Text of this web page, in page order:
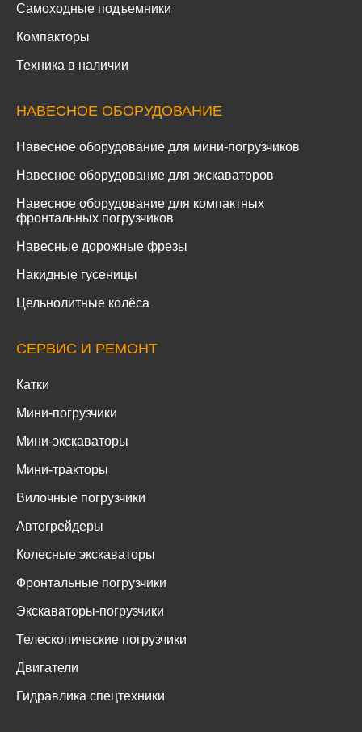
Самоходные подъемники
Компакторы
Техника в наличии
НАВЕСНОЕ ОБОРУДОВАНИЕ
Навесное оборудование для мини-погрузчиков
Навесное оборудование для экскаваторов
Навесное оборудование для компактных
фронтальных погрузчиков
Навесные дорожные фрезы
Накидные гусеницы
Цельнолитные колёса
СЕРВИС И РЕМОНТ
Катки
Мини-погрузчики
Мини-экскаваторы
Мини-тракторы
Вилочные погрузчики
Автогрейдеры
Колесные экскаваторы
Фронтальные погрузчики
Экскаваторы-погрузчики
Телескопические погрузчики
Двигатели
Гидравлика спецтехники